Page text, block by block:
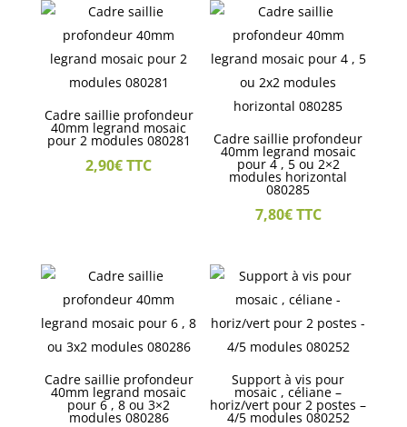
Cadre saillie profondeur
40mm legrand mosaic
pour 2 modules 080281
2,90€TTC
Cadre saillie profondeur
40mm legrand mosaic
pour 4 , 5 ou 2×2
modules horizontal
080285
7,80€TTC
Cadre saillie profondeur
40mm legrand mosaic
pour 6 , 8 ou 3×2
modules 080286
Support à vis pour
mosaic , céliane –
horiz/vert pour 2 postes –
4/5 modules 080252